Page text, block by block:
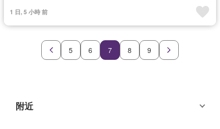
1 日, 5 小時 前
5 6 7 8 9
附近